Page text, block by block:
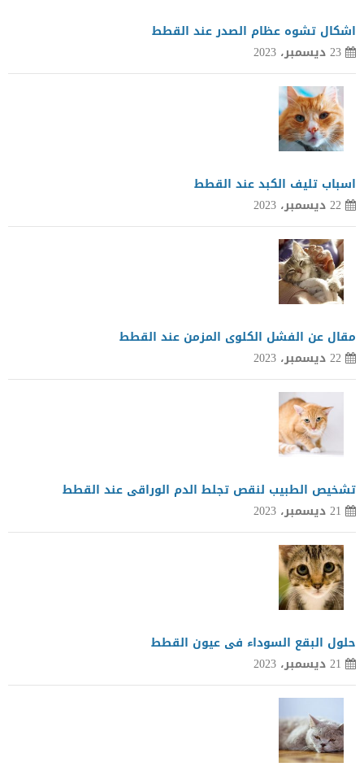
اشكال تشوه عظام الصدر عند القطط
23 ديسمبر، 2023
اسباب تليف الكبد عند القطط
22 ديسمبر، 2023
مقال عن الفشل الكلوى المزمن عند القطط
22 ديسمبر، 2023
تشخيص الطبيب لنقص تجلط الدم الوراقى عند القطط
21 ديسمبر، 2023
حلول البقع السوداء فى عيون القطط
21 ديسمبر، 2023